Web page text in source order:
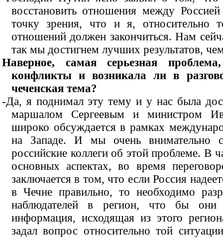
восстановить отношения между
точку зрения, что и я, относительно
отношений должен закончиться. Нам
так мы достигнем лучших результатов,
Наверное, самая серьезная
конфликты и возникала ли в
чеченская тема?
-Да, я поднимал эту тему и у нас была
маршалом Сергеевым и министром
широко обсуждается в рамках
на Западе. И мы очень внимательно
российские коллеги об этой проблеме. В
основных аспектах, во время
заключается в том, что если Россия
в Чечне правильно, то необходимо
наблюдателей в регион, что бы они
информация, исходящая из этого
задал вопрос относительно той